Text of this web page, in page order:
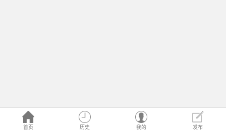
首页 历史 我的 发布